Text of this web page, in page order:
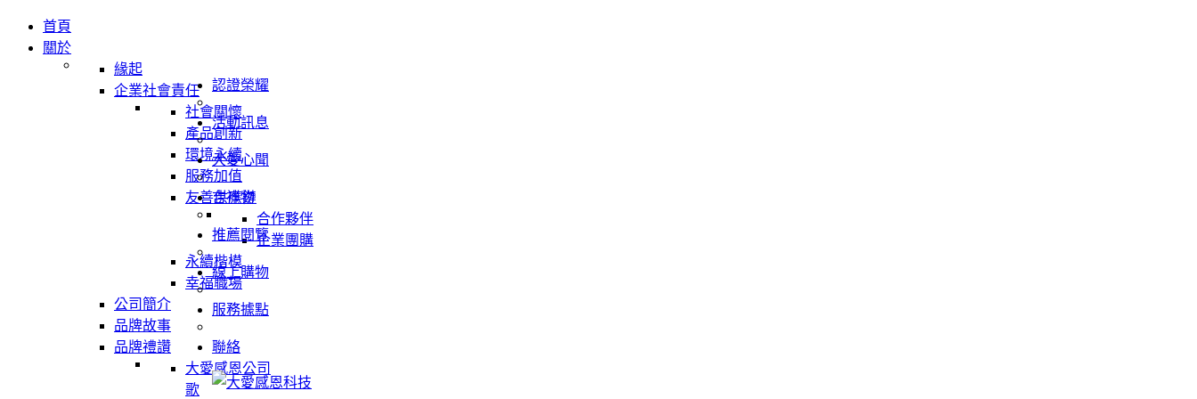
首頁
關於
緣起
企業社會責任
社會關懷
產品創新
環境永續
服務加值
友善供應鏈
合作夥伴
企業團購
永續楷模
幸福職場
公司簡介
品牌故事
品牌禮讚
大愛感恩公司
歌
認證榮耀
活動訊息
大愛心聞
吉祥物
推薦閱覽
線上購物
服務據點
聯絡